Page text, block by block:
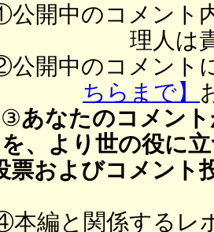
開中のコメント
理人は
開中のコメント
ちらまで】
③あなたのコメン
を、より世の役に
票およびコメント
編と関係するレ